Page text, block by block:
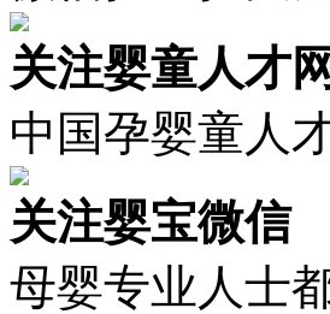
关注婴童人才
中国孕婴童人
关注婴宝微信
母婴专业人士